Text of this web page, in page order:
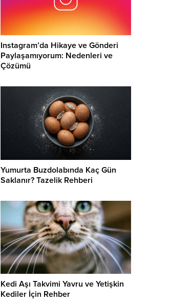
Instagram’da Hikaye ve Gönderi
Paylaşamıyorum: Nedenleri ve
Çözümü
Yumurta Buzdolabında Kaç Gün
Saklanır? Tazelik Rehberi
Kedi Aşı Takvimi Yavru ve Yetişkin
Kediler İçin Rehber